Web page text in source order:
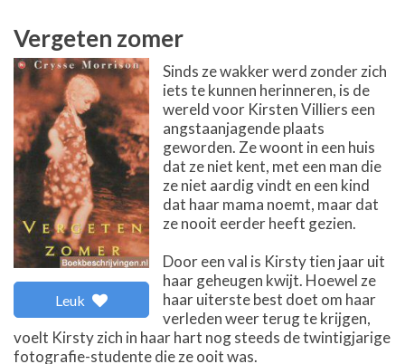
Vergeten zomer
Leuk
Sinds ze wakker werd zonder zich
iets te kunnen herinneren, is de
wereld voor Kirsten Villiers een
angstaanjagende plaats
geworden. Ze woont in een huis
dat ze niet kent, met een man die
ze niet aardig vindt en een kind
dat haar mama noemt, maar dat
ze nooit eerder heeft gezien.
Door een val is Kirsty tien jaar uit
haar geheugen kwijt. Hoewel ze
haar uiterste best doet om haar
verleden weer terug te krijgen,
voelt Kirsty zich in haar hart nog steeds de twintigjarige
fotografie-studente die ze ooit was.